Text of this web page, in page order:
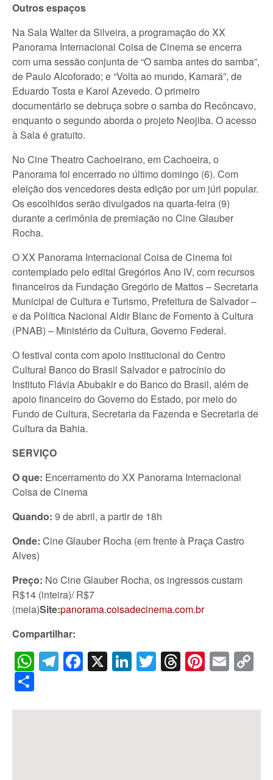
Outros espaços
Na Sala Walter da Silveira, a programação do XX
Panorama Internacional Coisa de Cinema se encerra
com uma sessão conjunta de “O samba antes do samba”,
de Paulo Alcoforado; e “Volta ao mundo, Kamará”, de
Eduardo Tosta e Karol Azevedo. O primeiro
documentário se debruça sobre o samba do Recôncavo,
enquanto o segundo aborda o projeto Neojiba. O acesso
à Sala é gratuito.
No Cine Theatro Cachoeirano, em Cachoeira, o
Panorama foi encerrado no último domingo (6). Com
eleição dos vencedores desta edição por um júri popular.
Os escolhidos serão divulgados na quarta-feira (9)
durante a cerimônia de premiação no Cine Glauber
Rocha.
O XX Panorama Internacional Coisa de Cinema foi
contemplado pelo edital Gregórios Ano IV, com recursos
financeiros da Fundação Gregório de Mattos – Secretaria
Municipal de Cultura e Turismo, Prefeitura de Salvador –
e da Política Nacional Aldir Blanc de Fomento à Cultura
(PNAB) – Ministério da Cultura, Governo Federal.
O festival conta com apoio institucional do Centro
Cultural Banco do Brasil Salvador e patrocínio do
Instituto Flávia Abubakir e do Banco do Brasil, além de
apoio financeiro do Governo do Estado, por meio do
Fundo de Cultura, Secretaria da Fazenda e Secretaria de
Cultura da Bahia.
SERVIÇO
O que: Encerramento do XX Panorama Internacional
Coisa de Cinema
Quando: 9 de abril, a partir de 18h
Onde: Cine Glauber Rocha (em frente à Praça Castro
Alves)
Preço: No Cine Glauber Rocha, os ingressos custam
R$14 (inteira)/ R$7
(meia)Site:panorama.coisadecinema.com.br
Compartilhar:
WhatsApp
Telegram
Facebook
X LinkedIn
Twitter
Threads